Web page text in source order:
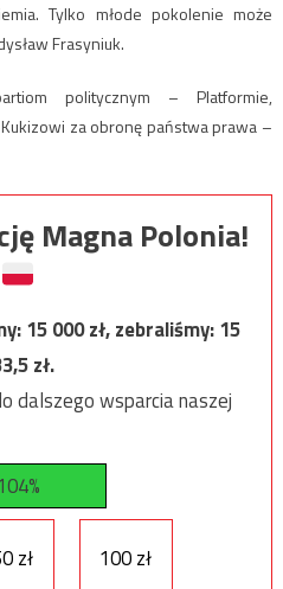
Tylko młode pokolenie może
Frasyniuk.
politycznym – Platformie,
za obronę państwa prawa –
Magna Polonia!
15 000zł, zebraliśmy:15
zł.
dalszego wsparcia naszej
zł 100 zł